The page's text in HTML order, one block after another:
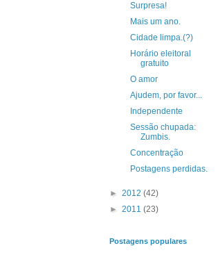
Surpresa!
Mais um ano.
Cidade limpa.(?)
Horário eleitoral
gratuito
O amor
Ajudem, por favor...
Independente
Sessão chupada:
Zumbis.
Concentração
Postagens perdidas.
► 2012 (42)
► 2011 (23)
Postagens populares